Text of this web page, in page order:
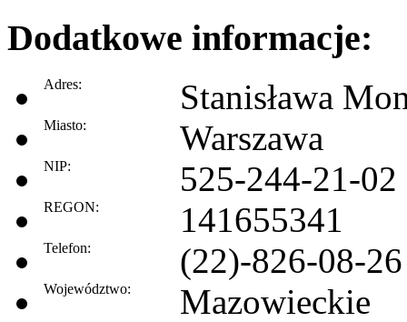
Dodatkowe informacje:
Adres: Stanisława
Miasto: Warszawa
NIP: 525-244-21-02
REGON: 141655341
Telefon: (22)-826-08-26
Województwo: Mazowieckie